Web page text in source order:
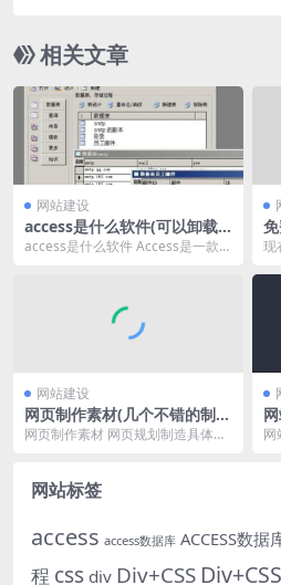
相关文章
网站建设
access是什么软件(可以卸载
吗)
access是什么软件 Access是一款数
现
都
网站建设
网页制作素材(几个不错的制作
网页素材网站)
网页制作素材 网页规划制造具体流
网
网站标签
access access数据库 ACCESS数据
程 css div Div+CSS